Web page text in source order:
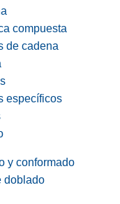
compuesta
de cadena
específicos
y conformado
doblado